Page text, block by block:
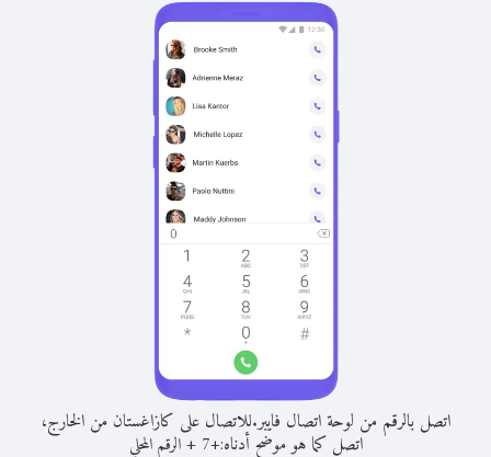
اتصل بالرقم من لوحة اتصال فايبر.للاتصال على كازاغستان من الخارج،
اتصل كما هو موضح أدناه:+
7
+الرقم المحلي